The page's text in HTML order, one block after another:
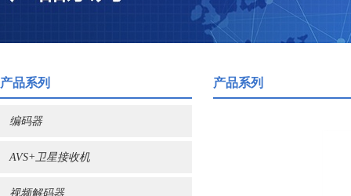
产品系列
编码器
AVS+卫星接收机
视频解码器
产品系列